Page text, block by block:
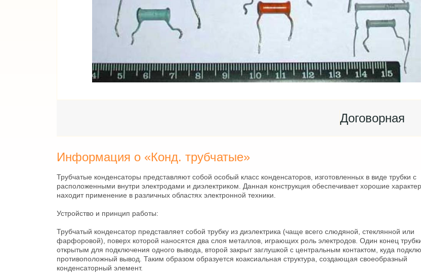
Договорная
Информация о «Конд. трубчатые»
Трубчатые конденсаторы представляют собой особый класс конденсаторов, изготовленных в виде трубки с
расположенными внутри электродами и диэлектриком. Данная конструкция обеспечивает хорошие
находит применение в различных областях электронной техники.
Устройство и принцип работы:
Трубчатый конденсатор представляет собой трубку из диэлектрика (чаще всего слюдяной, стеклянной или
фарфоровой), поверх которой наносятся два слоя металлов, играющих роль электродов. Один конец
открытым для подключения одного вывода, второй закрыт заглушкой с центральным контактом, куда
противоположный вывод. Таким образом образуется коаксиальная структура, создающая своеобразный
конденсаторный элемент.